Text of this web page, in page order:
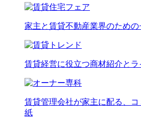
家主と賃貸不動産業界のため
賃貸経営に役立つ商材紹介と
賃貸管理会社が家主に配る、
紙